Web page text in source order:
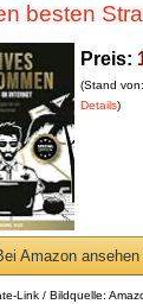
besten
Preis:
(Stand
Details)
Amazon ansehen
Link / Bildquelle: